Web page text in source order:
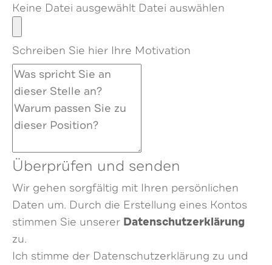
Keine Datei ausgewählt Datei auswählen
Schreiben Sie hier Ihre Motivation
Überprüfen und senden
Wir gehen sorgfältig mit Ihren persönlichen
Daten um. Durch die Erstellung eines Kontos
stimmen Sie unserer Datenschutzerklärung
zu.
Ich stimme der Datenschutzerklärung zu und